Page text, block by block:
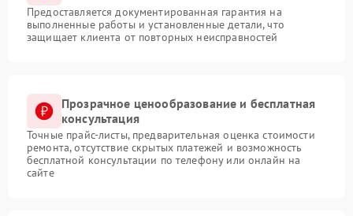
Предоставляется документированная гарантия на
выполненные работы и установленные детали, что
защищает клиента от повторных неисправностей
Прозрачное ценообразование и бесплатная
консультация
Точные прайс-листы, предварительная оценка стоимости
ремонта, отсутствие скрытых платежей и возможность
бесплатной консультации по телефону или онлайн на
сайте